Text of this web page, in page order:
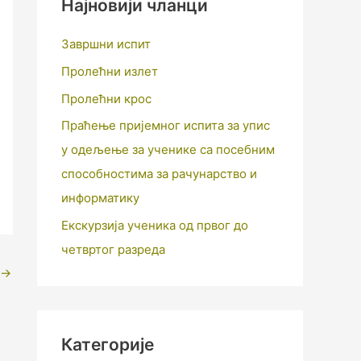
→
Најновији чланци
Завршни испит
Пролећни излет
Пролећни крос
Праћење пријемног испита за упис
у одељење за ученике са посебним
способностима за рачунарство и
информатику
Екскурзија ученика од првог до
четвртог разреда
Категорије